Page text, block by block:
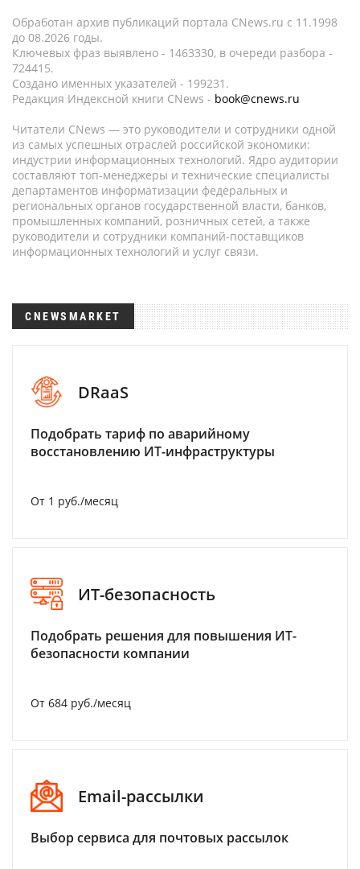
Обработан архив публикаций портала CNews.ru c 11.1998
до 08.2026 годы.
Ключевых фраз выявлено - 1463330, в очереди разбора -
724415.
Создано именных указателей - 199231.
Редакция Индексной книги CNews - book@cnews.ru
Читатели CNews — это руководители и сотрудники одной
из самых успешных отраслей российской экономики:
индустрии информационных технологий. Ядро аудитории
составляют топ-менеджеры и технические специалисты
департаментов информатизации федеральных и
региональных органов государственной власти, банков,
промышленных компаний, розничных сетей, а также
руководители и сотрудники компаний-поставщиков
информационных технологий и услуг связи.
CNEWSMARKET
DRaaS
Подобрать тариф по аварийному
восстановлению ИТ-инфраструктуры
От 1 руб./месяц
ИТ-безопасность
Подобрать решения для повышения ИТ-
безопасности компании
От 684 руб./месяц
Email-рассылки
Выбор сервиса для почтовых рассылок